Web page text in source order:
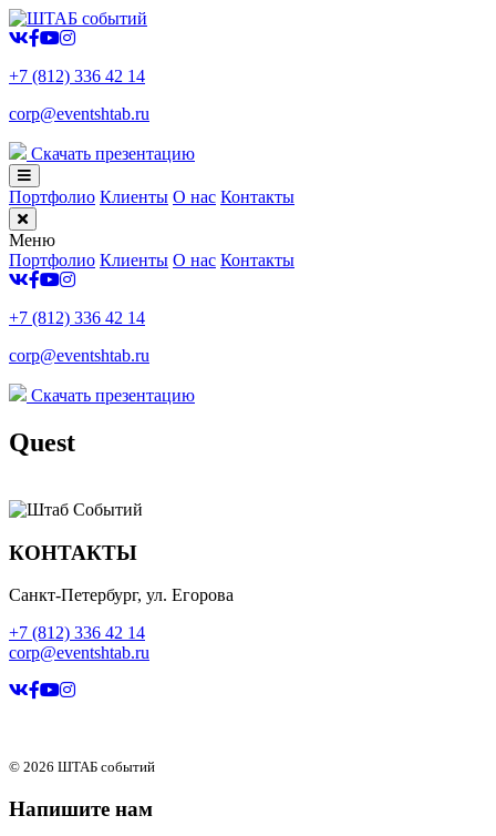
+7 (812) 336 42 14
corp@eventshtab.ru
Скачать презентацию
Портфолио Клиенты О нас Контакты
Меню
Портфолио Клиенты О нас Контакты
+7 (812) 336 42 14
corp@eventshtab.ru
Скачать презентацию
Quest
КОНТАКТЫ
Санкт-Петербург, ул. Егорова
+7 (812) 336 42 14
corp@eventshtab.ru
© 2026 ШТАБ событий
Напишите нам